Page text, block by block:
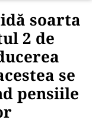
soarta
2 de
se
pensiile